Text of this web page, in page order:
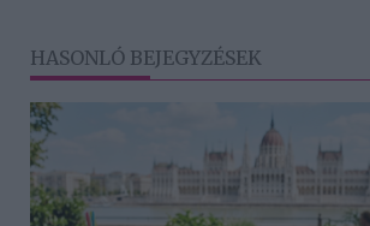
HASONLÓ BEJEGYZÉSEK